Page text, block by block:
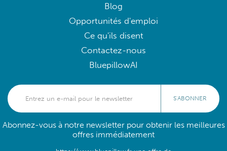
Blog
Opportunités d'emploi
Ce qu'ils disent
Contactez-nous
BluepillowAI
S'ABONNER
Abonnez-vous à notre newsletter pour obtenir les meilleures
offres immédiatement